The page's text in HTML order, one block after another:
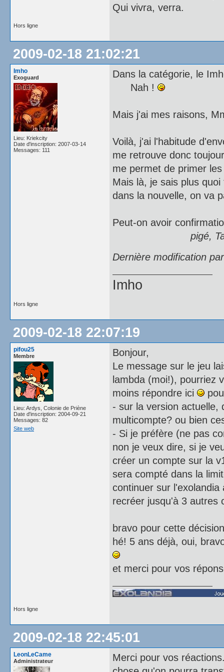
Qui vivra, verra.
Hors ligne
2009-02-18 21:02:21
Imho
Exoguard
Lieu: Kriekcity
Date d'inscription: 2007-03-14
Messages: 111
Dans la catégorie, le
Nah !
Mais j'ai mes raisons,
Voilà, j'ai l'habitude
me retrouve donc
me permet de primer
Mais là, je sais plus
dans la nouvelle, on va
Peut-on avoir
pigé,
Dernière modification
Imho
Hors ligne
2009-02-18 22:07:19
pifou25
Membre
Lieu: Ardys, Colonie de Priène
Date d'inscription: 2004-09-21
Messages: 82
Site web
Bonjour,
Le message sur le jeu
lambda (moi!), pourriez
moins répondre ici
- sur la version actuelle,
multicompte? ou bien
- Si je préfère (ne pas
non je veux dire, si je
créer un compte sur la
sera compté dans la
continuer sur
recréer jusqu'à 3 autres
bravo pour cette
hé! 5 ans déjà, oui,
et merci pour vos
Hors ligne
2009-02-18 22:45:01
LeonLeCame
Administrateur
Merci pour vos